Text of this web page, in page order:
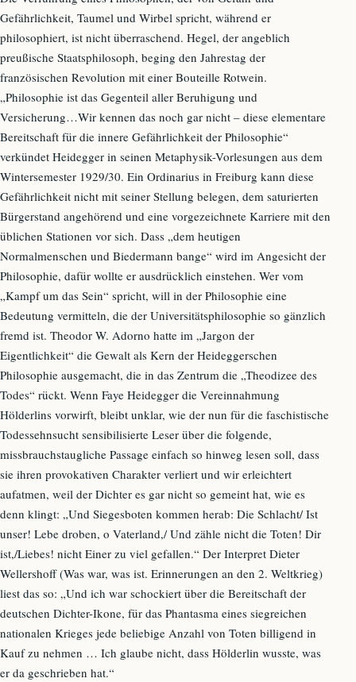
Gefährlichkeit, Taumel und Wirbel spricht, während er
philosophiert, ist nicht überraschend. Hegel, der angeblich
preußische Staatsphilosoph, beging den Jahrestag der
französischen Revolution mit einer Bouteille Rotwein.
„Philosophie ist das Gegenteil aller Beruhigung und
Versicherung…Wir kennen das noch gar nicht – diese elementare
Bereitschaft für die innere Gefährlichkeit der Philosophie“
verkündet Heidegger in seinen Metaphysik-Vorlesungen aus dem
Wintersemester 1929/30. Ein Ordinarius in Freiburg kann diese
Gefährlichkeit nicht mit seiner Stellung belegen, dem saturierten
Bürgerstand angehörend und eine vorgezeichnete Karriere mit den
üblichen Stationen vor sich. Dass „dem heutigen
Normalmenschen und Biedermann bange“ wird im Angesicht der
Philosophie, dafür wollte er ausdrücklich einstehen. Wer vom
„Kampf um das Sein“ spricht, will in der Philosophie eine
Bedeutung vermitteln, die der Universitätsphilosophie so gänzlich
fremd ist. Theodor W. Adorno hatte im „Jargon der
Eigentlichkeit“ die Gewalt als Kern der Heideggerschen
Philosophie ausgemacht, die in das Zentrum die „Theodizee des
Todes“ rückt. Wenn Faye Heidegger die Vereinnahmung
Hölderlins vorwirft, bleibt unklar, wie der nun für die faschistische
Todessehnsucht sensibilisierte Leser über die folgende,
missbrauchstaugliche Passage einfach so hinweg lesen soll, dass
sie ihren provokativen Charakter verliert und wir erleichtert
aufatmen, weil der Dichter es gar nicht so gemeint hat, wie es
denn klingt: „Und Siegesboten kommen herab: Die Schlacht/ Ist
unser! Lebe droben, o Vaterland,/ Und zähle nicht die Toten! Dir
ist,/Liebes! nicht Einer zu viel gefallen.“ Der Interpret Dieter
Wellershoff (Was war, was ist. Erinnerungen an den 2. Weltkrieg)
liest das so: „Und ich war schockiert über die Bereitschaft der
deutschen Dichter-Ikone, für das Phantasma eines siegreichen
nationalen Krieges jede beliebige Anzahl von Toten billigend in
Kauf zu nehmen … Ich glaube nicht, dass Hölderlin wusste, was
er da geschrieben hat.“